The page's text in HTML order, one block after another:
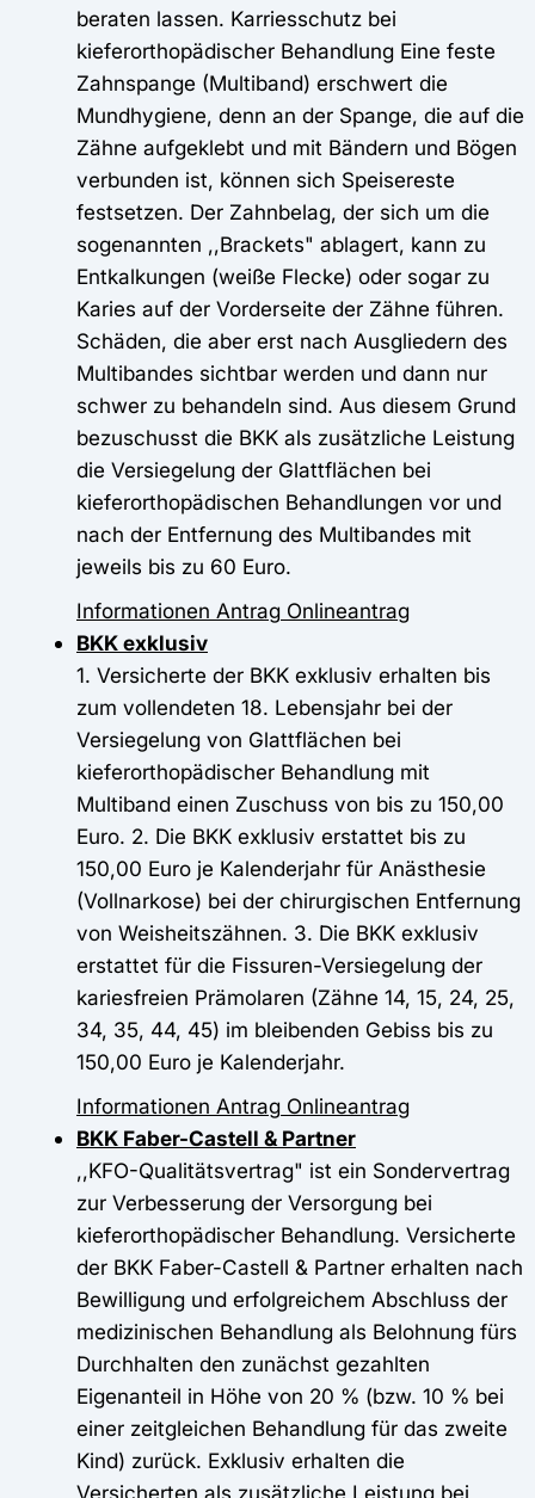
beraten lassen. Karriesschutz bei
kieferorthopädischer Behandlung Eine feste
Zahnspange (Multiband) erschwert die
Mundhygiene, denn an der Spange, die auf die
Zähne aufgeklebt und mit Bändern und Bögen
verbunden ist, können sich Speisereste
festsetzen. Der Zahnbelag, der sich um die
sogenannten ,,Brackets" ablagert, kann zu
Entkalkungen (weiße Flecke) oder sogar zu
Karies auf der Vorderseite der Zähne führen.
Schäden, die aber erst nach Ausgliedern des
Multibandes sichtbar werden und dann nur
schwer zu behandeln sind. Aus diesem Grund
bezuschusst die BKK als zusätzliche Leistung
die Versiegelung der Glattflächen bei
kieferorthopädischen Behandlungen vor und
nach der Entfernung des Multibandes mit
jeweils bis zu 60 Euro.
Informationen Antrag Onlineantrag
BKK exklusiv
1. Versicherte der BKK exklusiv erhalten bis
zum vollendeten 18. Lebensjahr bei der
Versiegelung von Glattflächen bei
kieferorthopädischer Behandlung mit
Multiband einen Zuschuss von bis zu 150,00
Euro. 2. Die BKK exklusiv erstattet bis zu
150,00 Euro je Kalenderjahr für Anästhesie
(Vollnarkose) bei der chirurgischen Entfernung
von Weisheitszähnen. 3. Die BKK exklusiv
erstattet für die Fissuren-Versiegelung der
kariesfreien Prämolaren (Zähne 14, 15, 24, 25,
34, 35, 44, 45) im bleibenden Gebiss bis zu
150,00 Euro je Kalenderjahr.
Informationen Antrag Onlineantrag
BKK Faber-Castell & Partner
,,KFO-Qualitätsvertrag" ist ein Sondervertrag
zur Verbesserung der Versorgung bei
kieferorthopädischer Behandlung. Versicherte
der BKK Faber-Castell & Partner erhalten nach
Bewilligung und erfolgreichem Abschluss der
medizinischen Behandlung als Belohnung fürs
Durchhalten den zunächst gezahlten
Eigenanteil in Höhe von 20 % (bzw. 10 % bei
einer zeitgleichen Behandlung für das zweite
Kind) zurück. Exklusiv erhalten die
Versicherten als zusätzliche Leistung bei